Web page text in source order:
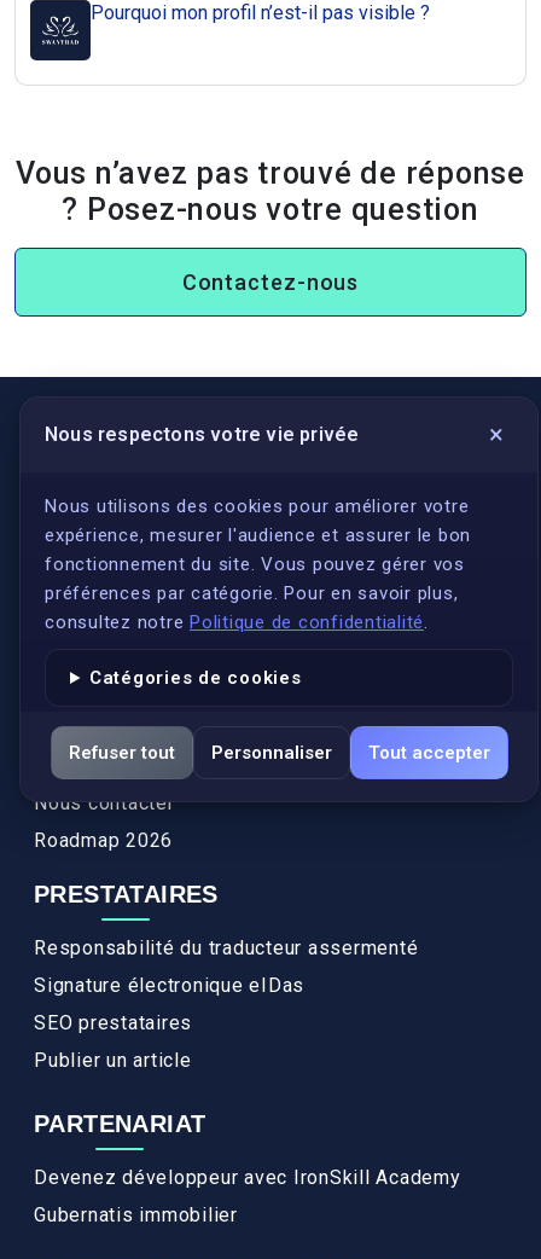
Pourquoi mon profil n’est-il pas visible ?
Vous n’avez pas trouvé de réponse
? Posez-nous votre question
Contactez-nous
Nous respectons votre vie privée ×
Nous utilisons des cookies pour améliorer votre
expérience, mesurer l'audience et assurer le bon
fonctionnement du site. Vous pouvez gérer vos
préférences par catégorie. Pour en savoir plus,
consultez notre Politique de confidentialité.
Catégories de cookies
Refuser tout Personnaliser Tout accepter
LIENS UTILES
S'inscrire
Qui sommes-nous ?
Conformité
Annuaires des traducteurs assermentés
Actualités
Services
FAQ
Nous contacter
Roadmap 2026
PRESTATAIRES
Responsabilité du traducteur assermenté
Signature électronique eIDas
SEO prestataires
Publier un article
PARTENARIAT
Devenez développeur avec IronSkill Academy
Gubernatis immobilier